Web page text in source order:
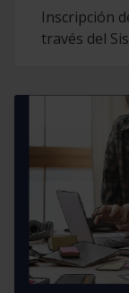
Inscripción
través del